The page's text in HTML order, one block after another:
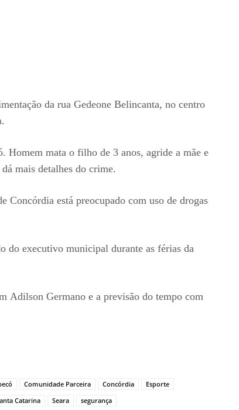
da rua Gedeone Belincanta, no centro
Homem mata o filho de 3 anos, agride a mãe e
mais detalhes do crime.
Concórdia está preocupado com uso de drogas
do executivo municipal durante as férias da
Adilson Germano e a previsão do tempo com
Comunidade Parceira Concórdia
Esporte
Catarina Seara segurança